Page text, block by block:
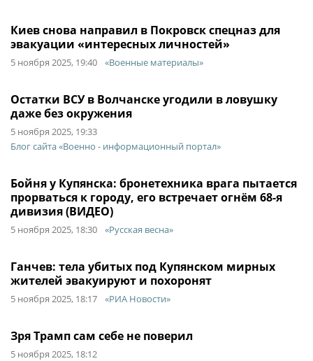
Киев снова направил в Покровск спецназ для
эвакуации «интересных личностей»
5 ноября 2025, 19:40 «Военные материалы»
Остатки ВСУ в Волчанске угодили в ловушку
даже без окружения
5 ноября 2025, 19:33
Блог сайта «Военно - информационный портал»
Бойня у Купянска: бронетехника врага пытается
прорваться к городу, его встречает огнём 68-я
дивизия (ВИДЕО)
5 ноября 2025, 18:30 «Русская весна»
Ганчев: тела убитых под Купянском мирных
жителей эвакуируют и похоронят
5 ноября 2025, 18:17 «РИА Новости»
Зря Трамп сам себе не поверил
5 ноября 2025, 18:12